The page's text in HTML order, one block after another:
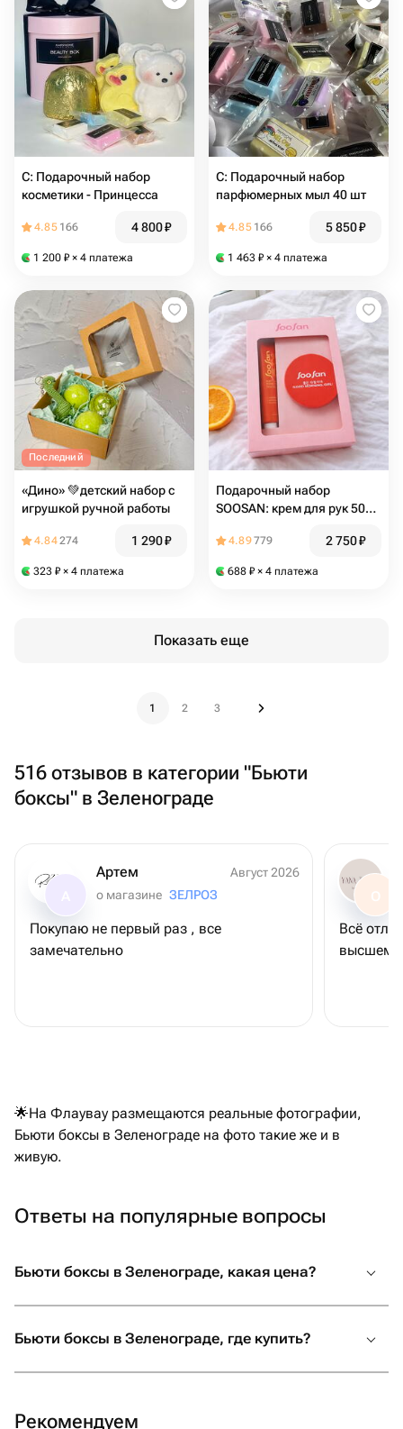
С: Подарочный набор
косметики - Принцесса
4.85 166 4 800₽
1 200 ₽ × 4 платежа
С: Подарочный набор
парфюмерных мыл 40 шт
4.85 166 5 850₽
1 463 ₽ × 4 платежа
Последний
«Дино» 💚детский набор с
игрушкой ручной работы
4.84274 1 290₽
323 ₽ × 4 платежа
Подарочный набор
SOOSAN: крем для рук 50
4.89779 2 750₽
688 ₽ × 4 платежа
Показать еще
1 2 3
516 отзывов в категории "Бьюти
боксы" в Зеленограде
Артем
Август 2026
о магазине ЗЕЛРОЗ
Покупаю не первый раз , все
замечательно
О
Всё
высшем
🌟На Флаувау размещаются реальные фотографии,
Бьюти боксы в Зеленограде на фото такие же и в
живую.
Ответы на популярные вопросы
Бьюти боксы в Зеленограде, какая цена?
Бьюти боксы в Зеленограде, где купить?
Рекомендуем